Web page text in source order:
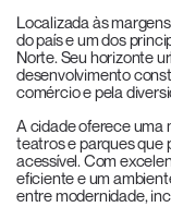
Localizada às
do país e um dos
Norte. Seu horizonte
desenvolvimento
comércio e pela
A cidade oferece uma
teatros e parques que
acessível. Com
eficiente e um
entre modernidade,